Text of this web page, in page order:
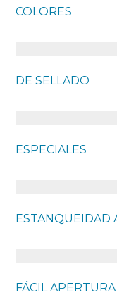
COLORES
DE SELLADO
ESPECIALES
ESTANQUEIDAD
FÁCIL APERTURA